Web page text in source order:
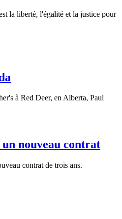
la liberté, l'égalité et la justice pour
à Red Deer, en Alberta, Paul
nouveau contrat
contrat de trois ans.